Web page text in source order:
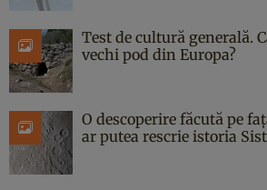
Test de cultură generală.
vechi pod din Europa?
O descoperire făcută pe
ar putea rescrie istoria